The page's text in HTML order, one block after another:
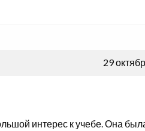
29
интерес к учебе. Она